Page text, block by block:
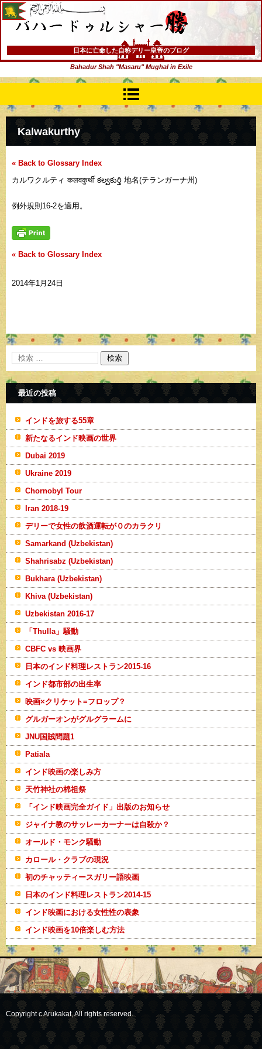
バハードゥルシャー勝(まさる)
日本に亡命した自称デリー皇帝のブログ
Bahadur Shah "Masaru" Mughal in Exile
Kalwakurthy
« Back to Glossary Index
カルワクルティ कलवकुर्थी కల్వకుర్తి 地名(テランガーナ州)
例外規則16-2を適用。
« Back to Glossary Index
2014年1月24日
最近の投稿
インドを旅する55章
新たなるインド映画の世界
Dubai 2019
Ukraine 2019
Chornobyl Tour
Iran 2018-19
デリーで女性の飲酒運転が０のカラクリ
Samarkand (Uzbekistan)
Shahrisabz (Uzbekistan)
Bukhara (Uzbekistan)
Khiva (Uzbekistan)
Uzbekistan 2016-17
「Thulla」騒動
CBFC vs 映画界
日本のインド料理レストラン2015-16
インド都市部の出生率
映画×クリケット=フロップ？
グルガーオンがグルグラームに
JNU国賊問題1
Patiala
インド映画の楽しみ方
天竹神社の棉祖祭
「インド映画完全ガイド」出版のお知らせ
ジャイナ教のサッレーカーナーは自殺か？
オールド・モンク騒動
カロール・クラブの現況
初のチャッティースガリー語映画
日本のインド料理レストラン2014-15
インド映画における女性性の表象
インド映画を10倍楽しむ方法
Copyright c Arukakat, All rights reserved.